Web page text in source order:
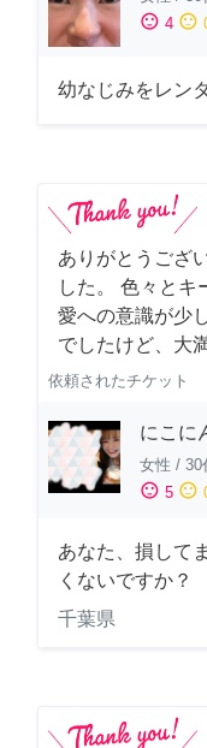
sentiment_satisfied 4 sentiment_neutral
幼なじみをレン
ありがとうござ
した。 色々とキ
愛への意識が少
でしたけど、大
依頼されたチケット
にこに
女性 / 30
sentiment_satisfied 5 sentiment_neutral
あなた、損して
くないですか？
千葉県